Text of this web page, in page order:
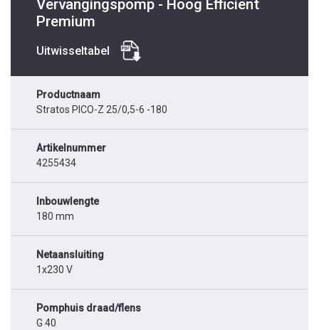
Vervangingspomp - Hoog Efficiënt
Premium
Uitwisseltabel
Productnaam
Stratos PICO-Z 25/0,5-6 -180
Artikelnummer
4255434
Inbouwlengte
180 mm
Netaansluiting
1x230 V
Pomphuis draad/flens
G 40